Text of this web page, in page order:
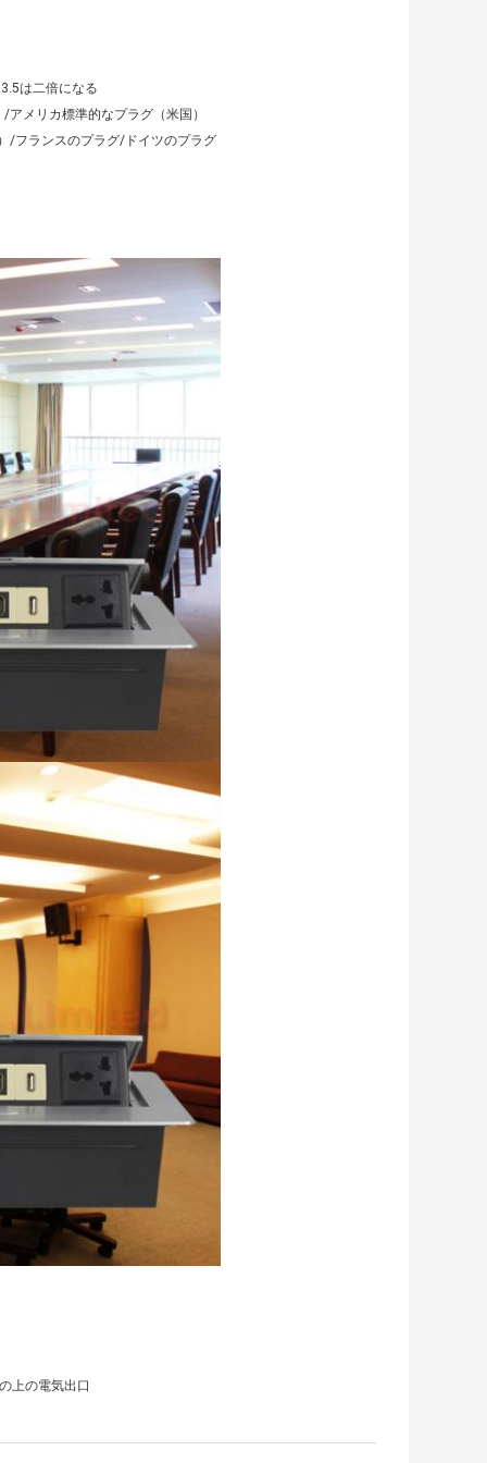
は二倍になる
メリカ標準的なプラグ（米国）
/フランスのプラグ/ドイツのプラグ
上の電気出口